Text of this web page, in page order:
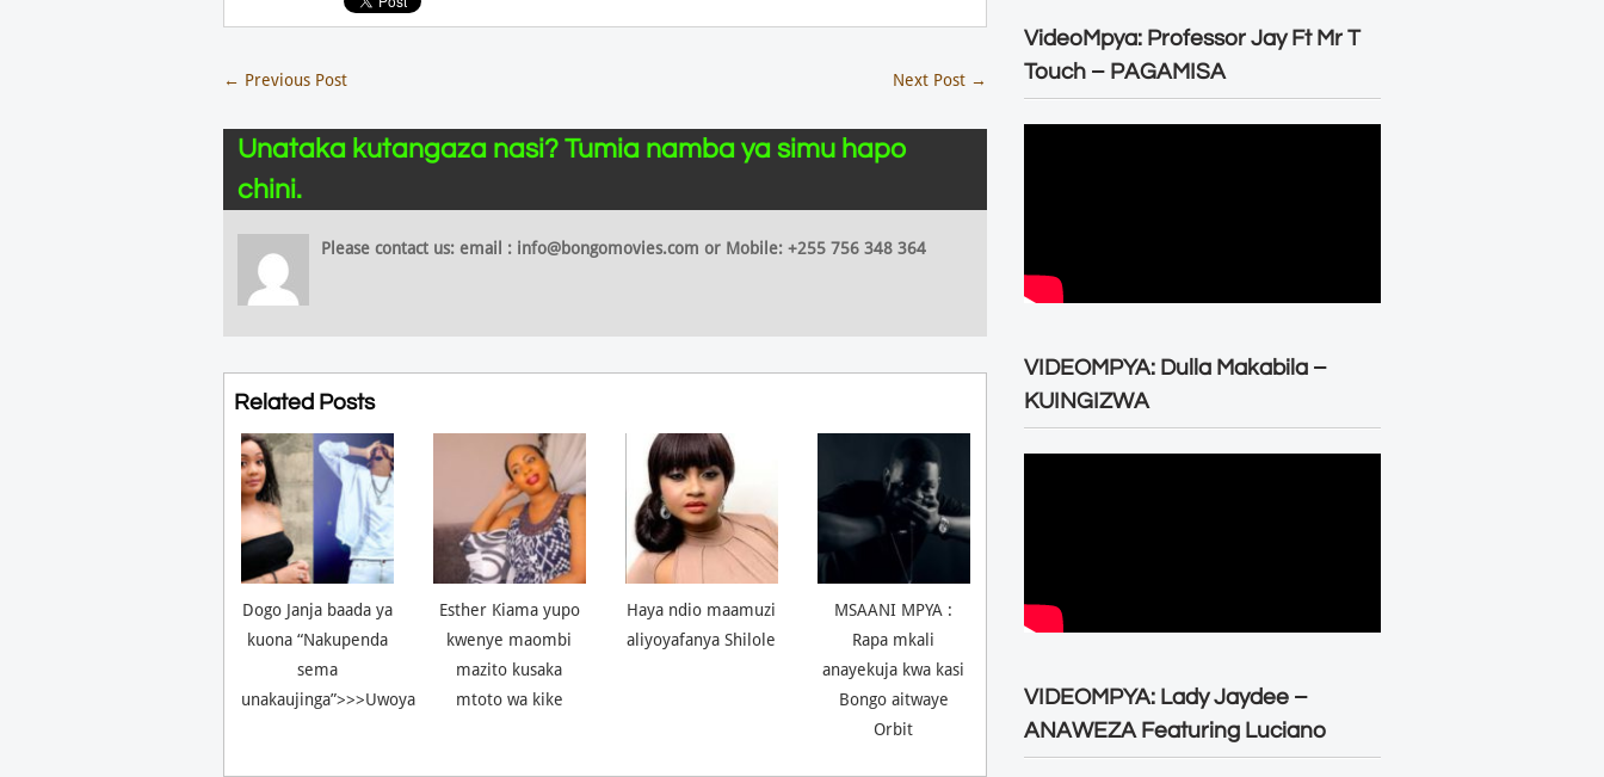
← Previous Post Next Post →
Unataka kutangaza nasi? Tumia namba ya simu hapo
chini.
Please contact us: email : info@bongomovies.com or Mobile: +255 756 348 364
Related Posts
Dogo Janja baada ya
kuona “Nakupenda
sema
unakaujinga”>>>Uwoya
Esther Kiama yupo
kwenye maombi
mazito kusaka
mtoto wa kike
Haya ndio maamuzi
aliyoyafanya Shilole
MSAANI MPYA :
Rapa mkali
anayekuja kwa kasi
Bongo aitwaye
Orbit
VideoMpya: Professor Jay Ft Mr T
Touch – PAGAMISA
VIDEOMPYA: Dulla Makabila –
KUINGIZWA
VIDEOMPYA: Lady Jaydee –
ANAWEZA Featuring Luciano